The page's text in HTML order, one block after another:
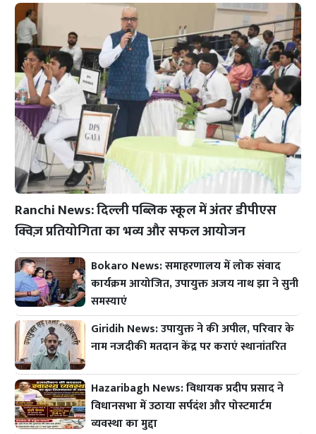
Ranchi News: दिल्ली पब्लिक स्कूल में अंतर डीपीएस
क्विज़ प्रतियोगिता का भव्य और सफल आयोजन
Bokaro News: समाहरणालय में लोक संवाद
कार्यक्रम आयोजित, उपायुक्त अजय नाथ झा ने सुनी
समस्याएं
Giridih News: उपायुक्त ने की अपील, परिवार के
नाम नजदीकी मतदान केंद्र पर कराएं स्थानांतरित
Hazaribagh News: विधायक प्रदीप प्रसाद ने
विधानसभा में उठाया सर्पदंश और पोस्टमार्टम
व्यवस्था का मुद्दा